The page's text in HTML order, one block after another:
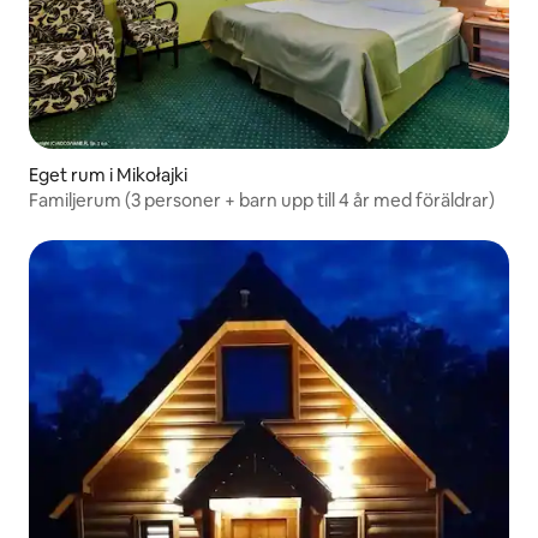
Eget rum i Mikołajki
Familjerum (3 personer + barn upp till 4 år med föräldrar)